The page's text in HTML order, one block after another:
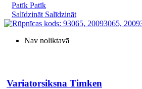
Patīk Patīk
Salīdzināt Salīdzināt
Nav noliktavā
Variatorsiksna Timken